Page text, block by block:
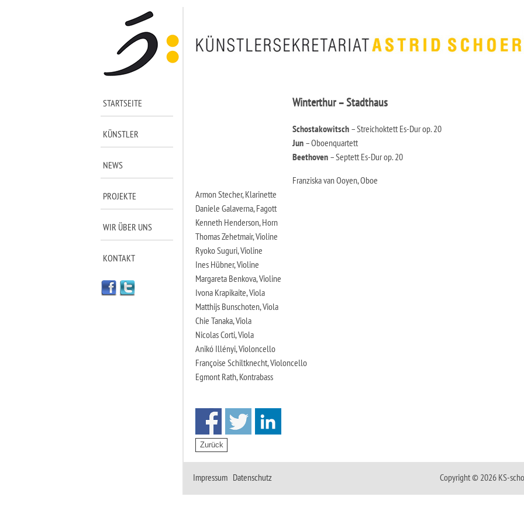
STARTSEITE
KÜNSTLER
NEWS
PROJEKTE
WIR ÜBER UNS
KONTAKT
Winterthur – Stadthaus
Schostakowitsch – Streichoktett Es-Dur op. 20
Jun – Oboenquartett
Beethoven – Septett Es-Dur op. 20
Franziska van Ooyen, Oboe
Armon Stecher, Klarinette
Daniele Galaverna, Fagott
Kenneth Henderson, Horn
Thomas Zehetmair, Violine
Ryoko Suguri, Violine
Ines Hübner, Violine
Margareta Benkova, Violine
Ivona Krapikaite, Viola
Matthijs Bunschoten, Viola
Chie Tanaka, Viola
Nicolas Corti, Viola
Anikó Illényi, Violoncello
Françoise Schiltknecht, Violoncello
Egmont Rath, Kontrabass
Impressum Datenschutz Copyright © 2026 KS-